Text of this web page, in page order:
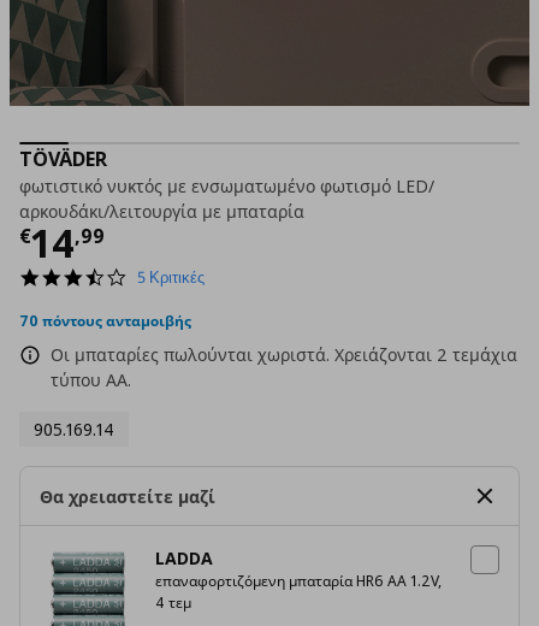
TÖVÄDER
φωτιστικό νυκτός με ενσωματωμένο φωτισμό LED/
αρκουδάκι/λειτουργία με μπαταρία
€14,99
Τρέχουσα τιμή
3.4
rating
5 Κριτικές
70 πόντους ανταμοιβής
Οι μπαταρίες πωλούνται χωριστά. Χρειάζονται 2 τεμάχια
τύπου AA.
905.169.14
Θα χρειαστείτε μαζί
LADDA
επαναφορτιζόμενη μπαταρία HR6 AA 1.2V,
4 τεμ